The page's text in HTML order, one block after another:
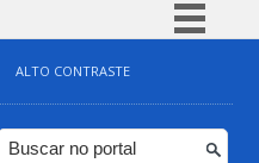
Simplifique!
Comunica BR
Participe
ALTO CONTRASTE